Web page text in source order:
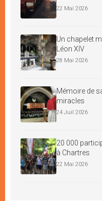
22 Mai 2026
Un chapelet
Léon XIV
28 Mai 2026
Mémoire de
miracles
24 Juil 2026
20 000
à Chartres
22 Mai 2026